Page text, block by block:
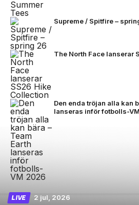
Supreme / Spitfire –
The North Face lanserar
Den enda tröjan alla kan
lanseras inför fotbolls-
LIVE 2 jul, 2026